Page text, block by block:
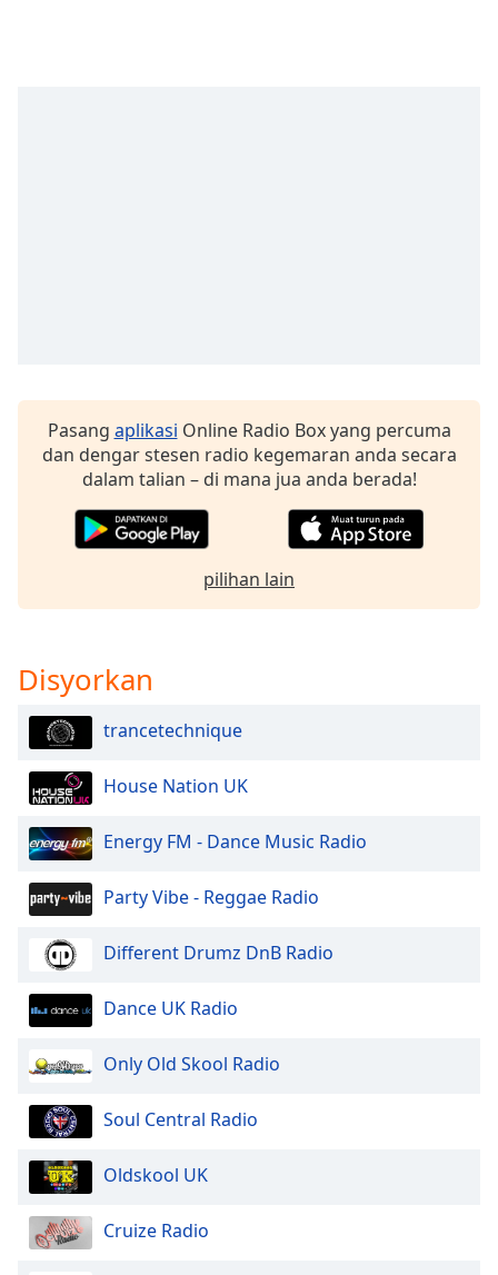
window.
Beginning
cancel
close
the
window.
Color
Opacity
Text
Background
Color
Opacity
Background
Color
Opacity
Pasang aplikasi Online Radio Box yang percuma
dan dengar stesen radio kegemaran anda secara
dalam talian – di mana jua anda berada!
pilihan lain
Disyorkan
trancetechnique
House Nation UK
Energy FM - Dance Music Radio
Party Vibe - Reggae Radio
Different Drumz DnB Radio
Dance UK Radio
Only Old Skool Radio
Soul Central Radio
Oldskool UK
Cruize Radio